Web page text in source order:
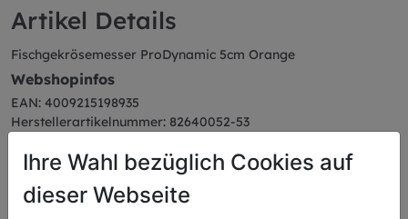
Artikel Details
Fischgekrösemesser ProDynamic 5cm Orange
Webshopinfos
EAN: 4009215198935
Herstellerartikelnummer: 82640052-53
Serie: ProDynamic
Ihre Wahl bezüglich Cookies auf
dieser Webseite